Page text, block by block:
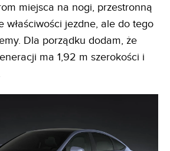
miejsca na nogi, przestronną
właściwości jezdne, ale do tego
Dla porządku dodam, że
ma 1,92 m szerokości i